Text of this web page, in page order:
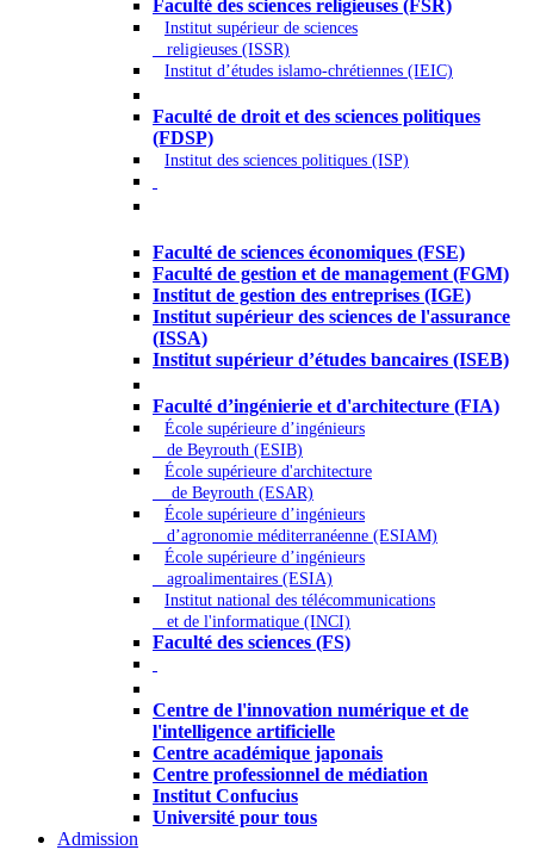
Faculté des sciences religieuses (FSR)
Institut supérieur de sciences
religieuses (ISSR)
Institut d’études islamo-chrétiennes (IEIC)
Faculté de droit et des sciences politiques
(FDSP)
Institut des sciences politiques (ISP)
Faculté de sciences économiques (FSE)
Faculté de gestion et de management (FGM)
Institut de gestion des entreprises (IGE)
Institut supérieur des sciences de l'assurance
(ISSA)
Institut supérieur d’études bancaires (ISEB)
Faculté d’ingénierie et d'architecture (FIA)
École supérieure d’ingénieurs
de Beyrouth (ESIB)
École supérieure d'architecture
de Beyrouth (ESAR)
École supérieure d’ingénieurs
d’agronomie méditerranéenne (ESIAM)
École supérieure d’ingénieurs
agroalimentaires (ESIA)
Institut national des télécommunications
et de l'informatique (INCI)
Faculté des sciences (FS)
Centre de l'innovation numérique et de
l'intelligence artificielle
Centre académique japonais
Centre professionnel de médiation
Institut Confucius
Université pour tous
Admission